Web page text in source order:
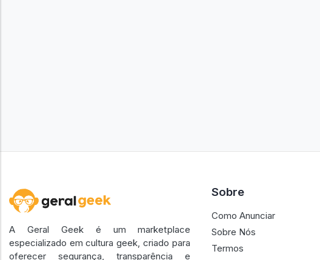
A Geral Geek é um marketplace
especializado em cultura geek, criado para
oferecer segurança, transparência e
Sobre
Como Anunciar
Sobre Nós
Termos